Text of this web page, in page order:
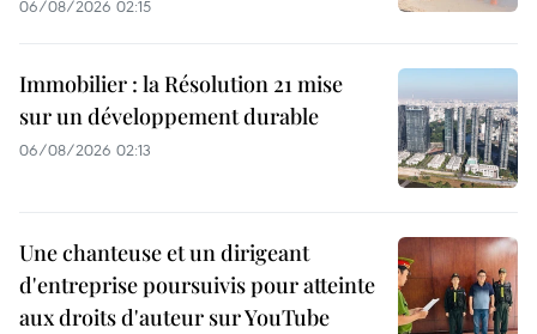
06/08/2026 02:15
Immobilier : la Résolution 21 mise
sur un développement durable
06/08/2026 02:13
Une chanteuse et un dirigeant
d'entreprise poursuivis pour atteinte
aux droits d'auteur sur YouTube